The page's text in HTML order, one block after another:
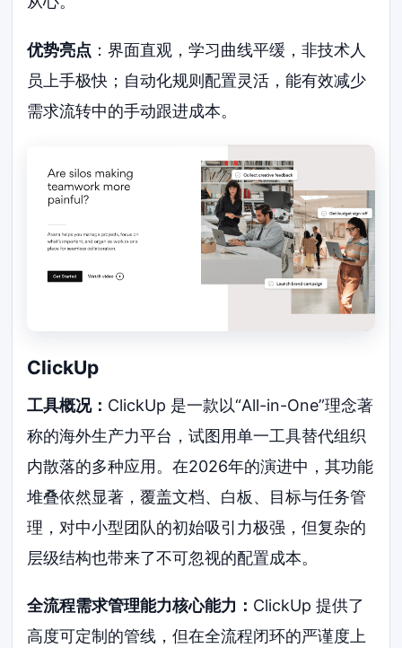
优势亮点 ：界面直观，学习曲线平缓，非技术人
员上手极快；自动化规则配置灵活，能有效减少
需求流转中的手动跟进成本。
ClickUp
工具概况： ClickUp 是一款以“All-in-One”理念著
称的海外生产力平台，试图用单一工具替代组织
内散落的多种应用。在2026年的演进中，其功能
堆叠依然显著，覆盖文档、白板、目标与任务管
理，对中小型团队的初始吸引力极强，但复杂的
层级结构也带来了不可忽视的配置成本。
全流程需求管理能力核心能力： ClickUp 提供了
高度可定制的管线，但在全流程闭环的严谨度上